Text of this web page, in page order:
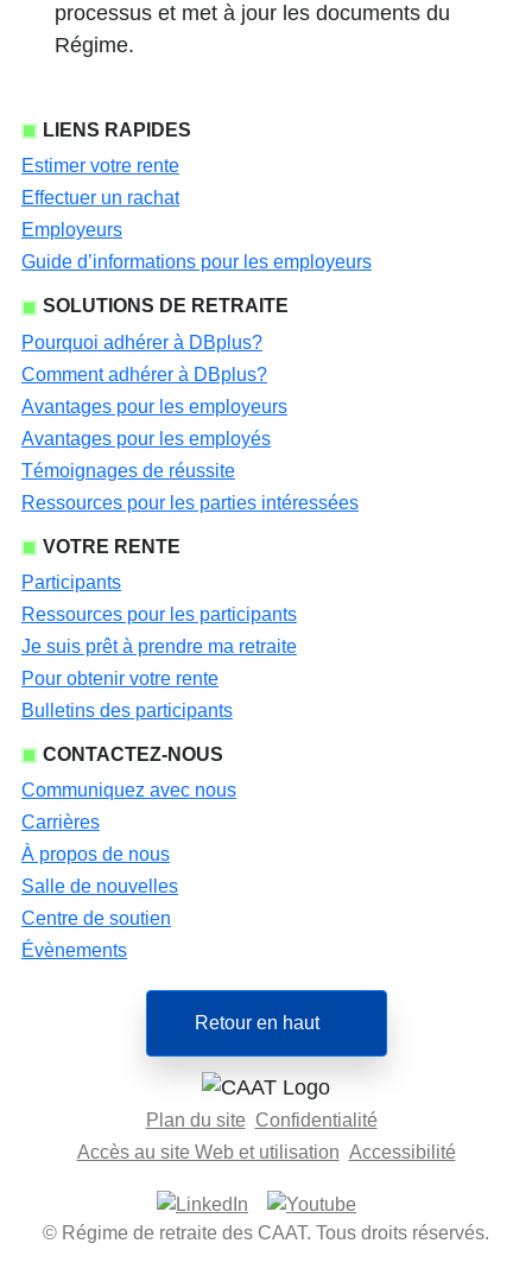
processus et met à jour les documents du
Régime.
LIENS RAPIDES
Estimer votre rente
Effectuer un rachat
Employeurs
Guide d’informations pour les employeurs
SOLUTIONS DE RETRAITE
Pourquoi adhérer à DBplus?
Comment adhérer à DBplus?
Avantages pour les employeurs
Avantages pour les employés
Témoignages de réussite
Ressources pour les parties intéressées
VOTRE RENTE
Participants
Ressources pour les participants
Je suis prêt à prendre ma retraite
Pour obtenir votre rente
Bulletins des participants
CONTACTEZ-NOUS
Communiquez avec nous
Carrières
À propos de nous
Salle de nouvelles
Centre de soutien
Évènements
Retour en haut
Plan du site Confidentialité
Accès au site Web et utilisation Accessibilité
© Régime de retraite des CAAT. Tous droits réservés.